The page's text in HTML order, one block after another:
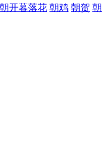
朝开暮落花 朝鸡 朝贺 朝